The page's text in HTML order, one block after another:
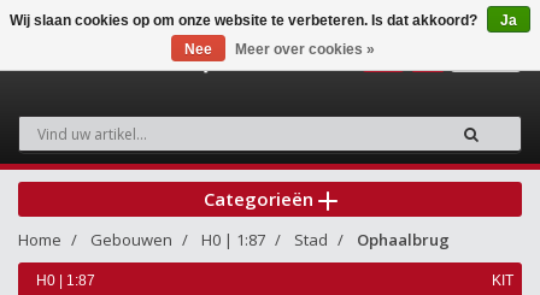
Categorieën
Home Gebouwen H0 | 1:87 Stad Ophaalbrug
H0 | 1:87 KIT
Wij slaan cookies op om onze website te verbeteren. Is dat akkoord?
Ja
Nee
Meer over cookies »